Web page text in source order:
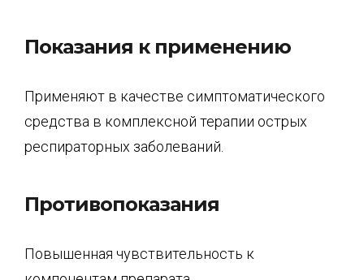
Показания к применению
Применяют в качестве симптоматического
средства в комплексной терапии острых
респираторных заболеваний.
Противопоказания
Повышенная чувствительность к